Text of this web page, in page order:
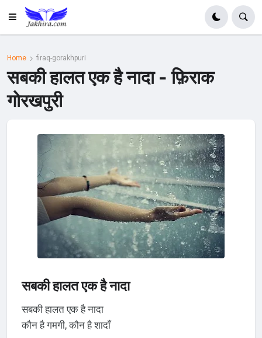
Home firaq-gorakhpuri
सबकी हालत एक है नादा - फ़िराक
गोरखपुरी
सबकी हालत एक है नादा
सबकी हालत एक है नादा
कौन है गमगी, कौन है शादाँ